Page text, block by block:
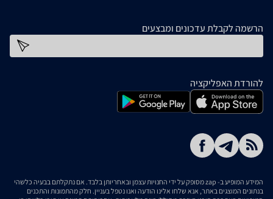
הרשמה לקבלת עדכונים ומבצעים
להורדת האפליקציה
המידע המופיע ב- zap מסופק על ידי החנויות עצמן ובאחריותן בלבד. אם נתקלתם בבעיה כלשהי
בנתונים המוצגים באתר, אנא שלחו אלינו הודעה ואנו נטפל בעניין. חלק מהתמונות והתכנים